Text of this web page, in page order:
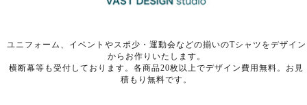
ユニフォーム、イベントやスポ少・運動会などの揃いのTシャツをデザイン
からお作りいたします。
横断幕等も受付しております。各商品20枚以上でデザイン費用無料。お見
積もり無料です。